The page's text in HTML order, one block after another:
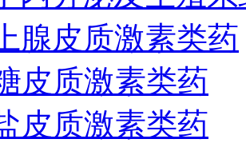
腺皮质激素类药
皮质激素类药
皮质激素类药